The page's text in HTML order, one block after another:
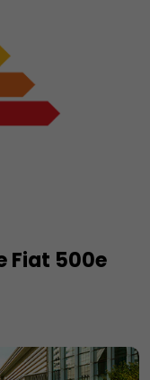
Fiat 500e